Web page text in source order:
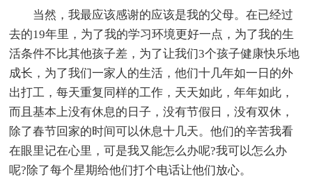
当然，我最应该感谢的应该是我的父母。在已经过
去的19年里，为了我的学习环境更好一点，为了我的生
活条件不比其他孩子差，为了让我们3个孩子健康快乐地
成长，为了我们一家人的生活，他们十几年如一日的外
出打工，每天重复同样的工作，天天如此，年年如此，
而且基本上没有休息的日子，没有节假日，没有双休，
除了春节回家的时间可以休息十几天。他们的辛苦我看
在眼里记在心里，可是我又能怎么办呢?我可以怎么办
呢?除了每个星期给他们打个电话让他们放心。